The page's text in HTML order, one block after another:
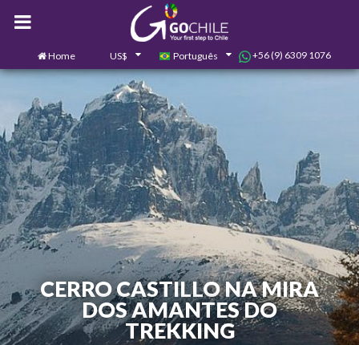
Home US$ Português +56 (9) 6309 1076
Contate-nos
CERRO CASTILLO NA MIRA
DOS AMANTES DO
TREKKING